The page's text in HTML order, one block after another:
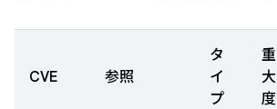
CVE 参照
タ
イ
プ
重
大
度